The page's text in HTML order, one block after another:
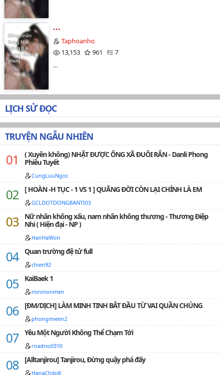
...
Taphoanho
13,153
961
7
…
LỊCH SỬ ĐỌC
TRUYỆN NGẪU NHIÊN
( Xuyên không) NHẶT ĐƯỢC ÔNG XÃ ĐUÔI RẮN - Danli Phong
Phiêu Tuyết
CungLuuNgoc
[ HOÀN -H TỤC - 1 VS 1 ] QUÃNG ĐỜI CÒN LẠI CHÍNH LÀ EM
GCLDOTDONGBANTI03
Nữ nhân không xấu, nam nhân không thương - Thương Điệp
Nhi ( Hiện đại - NP )
HanHaWon
Quan trường đệ tử full
chien92
KaiBaek 1
minmonmen
[ĐM/DỊCH] LÀM MINH TINH BẮT ĐẦU TỪ VAI QUẦN CHÚNG
phongmieen2
Yêu Một Người Không Thể Chạm Tới
roadno0310
[Alltanjirou] Tanjirou, Đừng quậy phá đấy
HanaChibi8